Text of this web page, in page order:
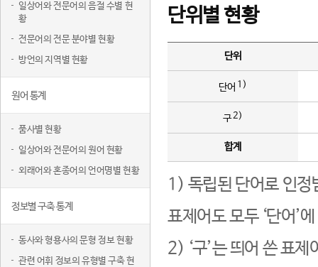
일상어와 전문어의 음절 수별 현
황
전문어의 전문 분야별 현황
방언의 지역별 현황
원어 통계
품사별 현황
일상어와 전문어의 원어 현황
외래어와 혼종어의 언어명별 현황
정보별 구축 통계
동사와 형용사의 문형 정보 현황
관련 어휘 정보의 유형별 구축 현
단위별 현황
단위
단어 1)
구2)
합계
1) 독립된 단어로 인정
표제어도 모두 ‘단어’
2) ‘구’는 띄어 쓴 표